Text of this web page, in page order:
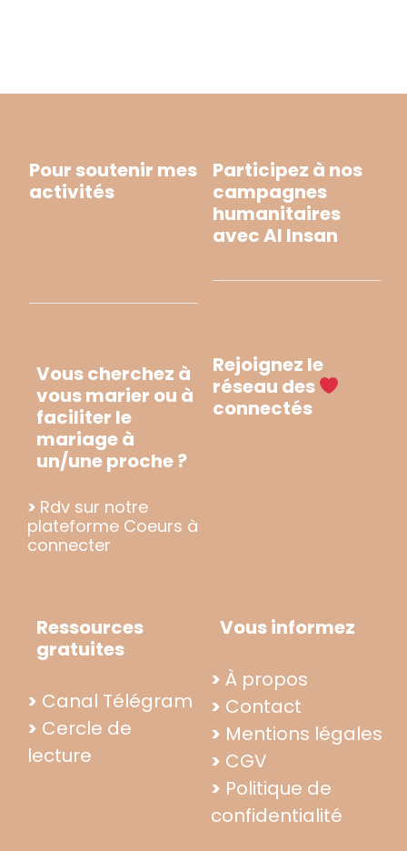
Participez à nos
campagnes
humanitaires
avec Al Insan
Rejoignez le
réseau des
connectés
Pour soutenir mes
activités
Vous cherchez à
vous marier ou à
faciliter le
mariage à
un/une proche ?
> Rdv sur notre
plateforme Coeurs à
connecter
Ressources
gratuites
> Canal Télégram
> Cercle de
lecture
Vous informez
> À propos
> Contact
> Mentions légales
> CGV
> Politique de
confidentialité